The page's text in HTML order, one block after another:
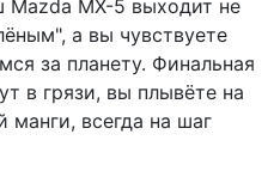
MX-5 выходит не
а вы чувствуете
за планету. Финальная
в грязи, вы плывёте на
манги, всегда на шаг